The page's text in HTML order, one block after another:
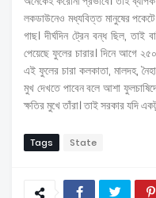
লকডাউনেও মধ্যবিত্ত মানুষের
গাছ। দীর্ঘদিন ট্রেন বন্ধ ছিল, তাই
পেয়েছে ফুলের চারার। দিনে আগে
এই ফুলের চারা কলকাতা, মালদহ,
মুখ দেখতে পাবেন বলে আশা
ক্ষতির মুখে তাঁরা। তাই সরকার যদি
Tags State